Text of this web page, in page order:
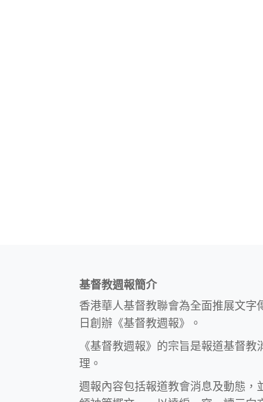
基督教週報簡介
香港華人基督教聯會為全面推展文
日創辦《基督教週報》。
《基督教週報》的宗旨是報道基督
理。
週報內容包括報道教會消息及動態，